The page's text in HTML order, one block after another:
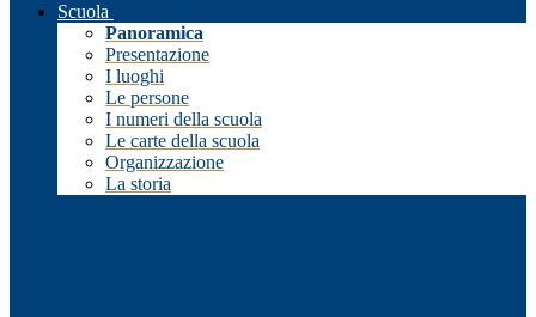
Scuola
Panoramica
Presentazione
I luoghi
Le persone
I numeri della scuola
Le carte della scuola
Organizzazione
La storia